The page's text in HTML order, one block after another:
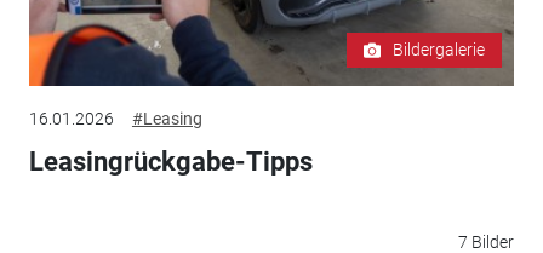
Bildergalerie
16.01.2026 #Leasing
Leasingrückgabe-Tipps
7 Bilder